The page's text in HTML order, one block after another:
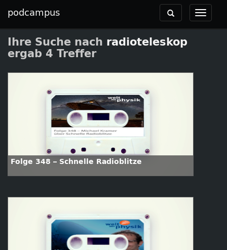
podcampus
Toggle
Toggle
navigation
Ihre Suche nach radioteleskop
ergab 4 Treffer
Folge 348 – Schnelle Radioblitze